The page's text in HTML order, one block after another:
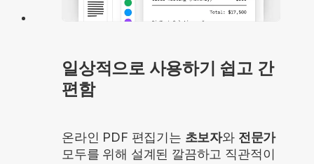
일상적으로 사용하기 쉽고 간
편함
온라인 PDF 편집기는 초보자와 전문가
모두를 위해 설계된 깔끔하고 직관적이